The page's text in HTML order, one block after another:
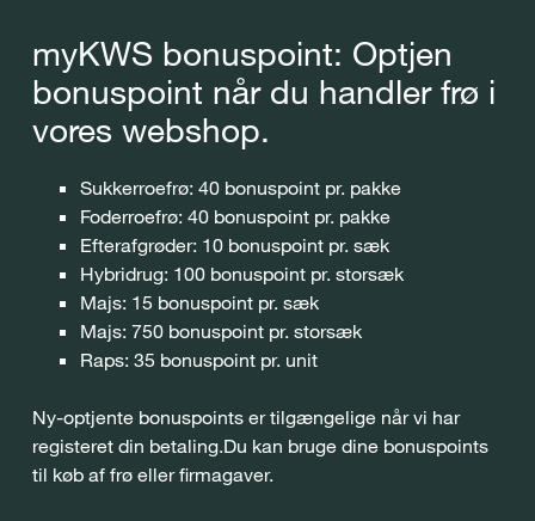
myKWS bonuspoint: Optjen
bonuspoint når du handler frø i
vores webshop.
Sukkerroefrø: 40 bonuspoint pr. pakke
Foderroefrø: 40 bonuspoint pr. pakke
Efterafgrøder: 10 bonuspoint pr. sæk
Hybridrug: 100 bonuspoint pr. storsæk
Majs: 15 bonuspoint pr. sæk
Majs: 750 bonuspoint pr. storsæk
Raps: 35 bonuspoint pr. unit
Ny-optjente bonuspoints er tilgængelige når vi har
registeret din betaling.Du kan bruge dine bonuspoints
til køb af frø eller firmagaver.